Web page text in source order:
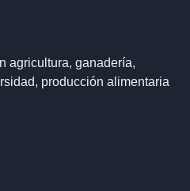
agricultura, ganadería,
producción alimentaria